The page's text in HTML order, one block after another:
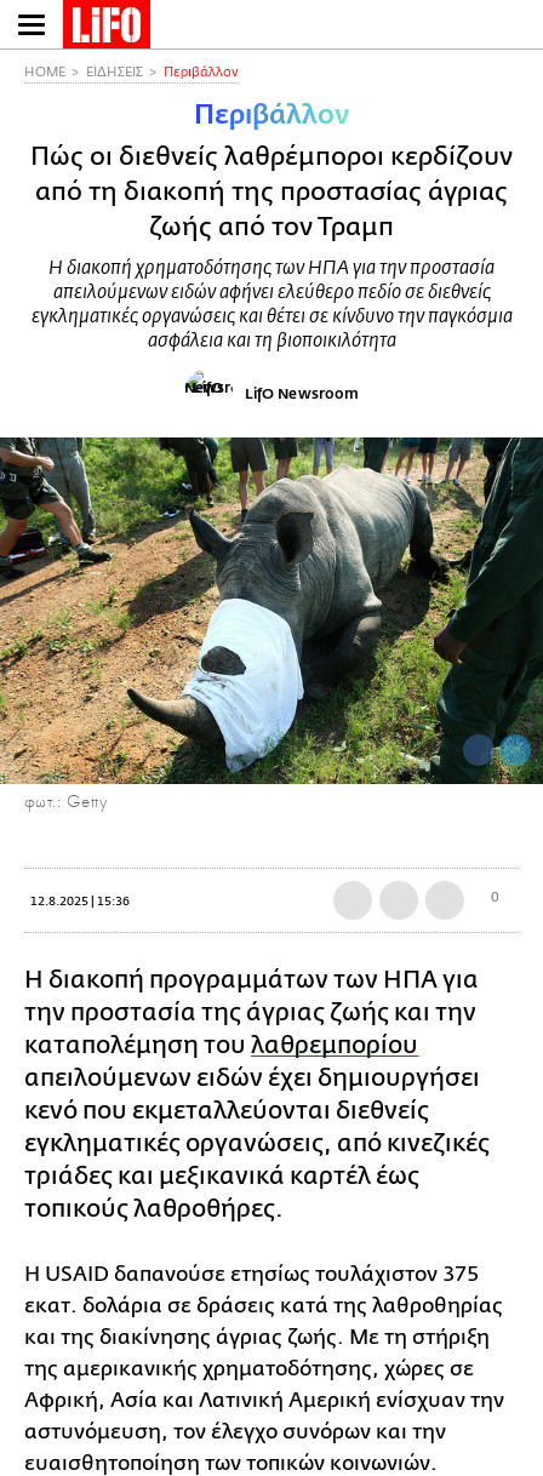
Παράκαμψη
προς
HOME ΕΙΔΗΣΕΙΣ Περιβάλλον
Περιβάλλον
Πώς οι διεθνείς λαθρέμποροι κερδίζουν
από τη διακοπή της προστασίας άγριας
ζωής από τον Τραμπ
Η διακοπή χρηματοδότησης των ΗΠΑ για την προστασία
απειλούμενων ειδών αφήνει ελεύθερο πεδίο σε διεθνείς
εγκληματικές οργανώσεις και θέτει σε κίνδυνο την παγκόσμια
ασφάλεια και τη βιοποικιλότητα
LifO Newsroom
φωτ.: Getty
12.8.2025 | 15:36 0
Η διακοπή προγραμμάτων των ΗΠΑ για
την προστασία της άγριας ζωής και την
καταπολέμηση του λαθρεμπορίου
απειλούμενων ειδών έχει δημιουργήσει
κενό που εκμεταλλεύονται διεθνείς
εγκληματικές οργανώσεις, από κινεζικές
τριάδες και μεξικανικά καρτέλ έως
τοπικούς λαθροθήρες.
Η USAID δαπανούσε ετησίως τουλάχιστον 375
εκατ. δολάρια σε δράσεις κατά της λαθροθηρίας
και της διακίνησης άγριας ζωής. Με τη στήριξη
της αμερικανικής χρηματοδότησης, χώρες σε
Αφρική, Ασία και Λατινική Αμερική ενίσχυαν την
αστυνόμευση, τον έλεγχο συνόρων και την
ευαισθητοποίηση των τοπικών κοινωνιών.